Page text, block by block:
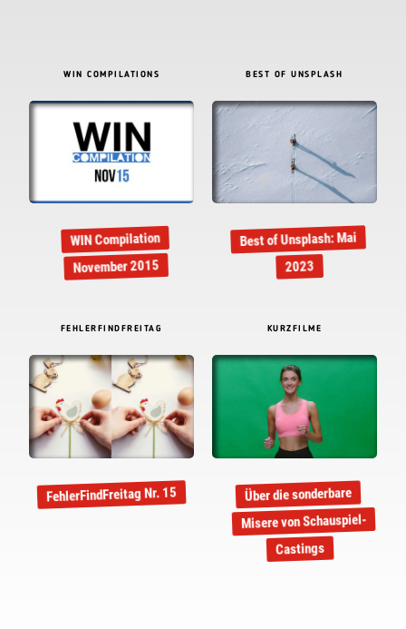
WIN COMPILATIONS
WIN Compilation
November 2015
BEST OF UNSPLASH
Best of Unsplash: Mai
2023
FEHLERFINDFREITAG
FehlerFindFreitag Nr. 15
KURZFILME
Über die sonderbare
Misere von Schauspiel-
Castings